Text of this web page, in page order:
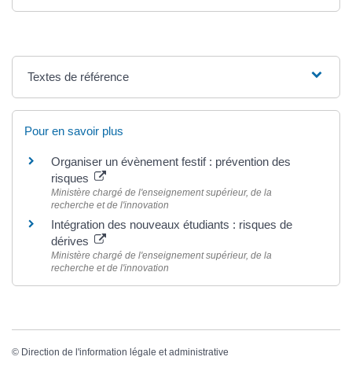
Textes de référence
Pour en savoir plus
Organiser un évènement festif : prévention des
risques
Ministère chargé de l'enseignement supérieur, de la
recherche et de l'innovation
Intégration des nouveaux étudiants : risques de
dérives
Ministère chargé de l'enseignement supérieur, de la
recherche et de l'innovation
© Direction de l'information légale et administrative